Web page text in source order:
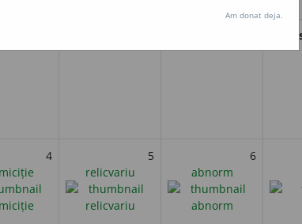
4
5
relicvariu
6
abnorm
Am donat deja.